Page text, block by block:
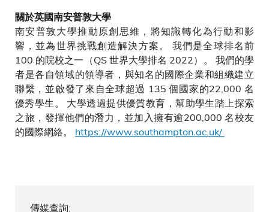
關於英國南安普敦大學
南安普敦大學推動原創思維，將知識轉化為行動和影
響，並為世界挑戰創造解決方案。 我們是全球排名前
100 的院校之一（QS 世界大學排名 2022）。 我們的學
者是各自領域的領導者，與知名的國際企業和組織建立
聯繫，並啟發了來自全球超過 135 個國家的22,000 名
優秀學生。 大學透過提供優質教育，幫助學生踏上探索
之旅，發揮他們的潛力，並加入擁有逾200,000 名校友
的國際網絡。 https://www.southampton.ac.uk/
傳媒查詢: